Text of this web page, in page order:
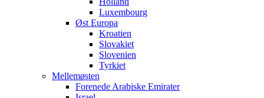
Luxembourg
Øst Europa
Kroatien
Slovakiet
Slovenien
Tyrkiet
Mellemøsten
Forenede Arabiske Emirater